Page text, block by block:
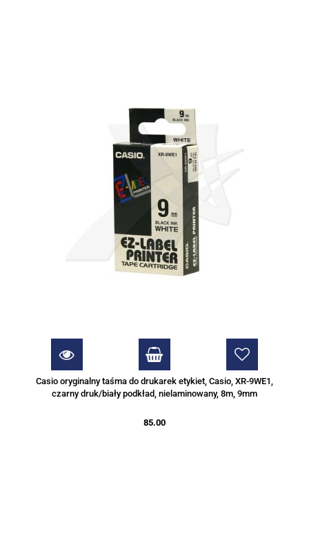
Casio oryginalny taśma do drukarek etykiet, Casio, XR-9WE1,
czarny druk/biały podkład, nielaminowany, 8m, 9mm
85.00